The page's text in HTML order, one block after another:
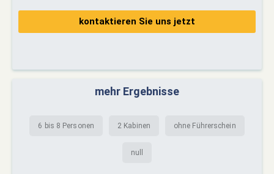
kontaktieren Sie uns jetzt
mehr Ergebnisse
6 bis 8 Personen 2 Kabinen ohne Führerschein
null